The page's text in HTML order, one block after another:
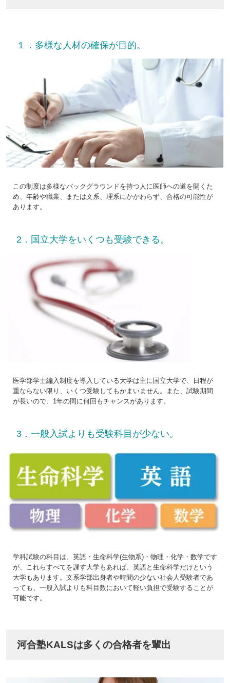
１．多様な人材の確保が目的。
この制度は多様なバックグラウンドを持つ人に医師への道を開くた
め、年齢や職業、または文系、理系にかかわらず、合格の可能性が
あります。
2．国立大学をいくつも受験できる。
医学部学士編入制度を導入している大学は主に国立大学で、日程が
重ならない限り、いくつ受験してもかまいません。また、試験期間
が長いので、1年の間に何回もチャンスがあります。
3．一般入試よりも受験科目が少ない。
学科試験の科目は、英語・生命科学(生物系)・物理・化学・数学です
が、これらすべてを課す大学もあれば、英語と生命科学だけという
大学もあります。文系学部出身者や時間の少ない社会人受験者であ
っても、一般入試よりも科目数において軽い負担で受験することが
可能です。
河合塾KALSは多くの合格者を輩出